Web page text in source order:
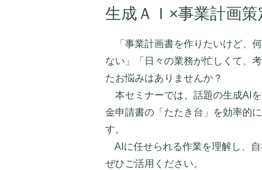
生成ＡＩ×事業計画
「事業計画書を作りたいけど、
ない」「日々の業務が忙しくて、
たお悩みはありませんか？
本セミナーでは、話題の生成AI
金申請書の「たたき台」を効率的
す。
AIに任せられる作業を理解し、
ぜひご活用ください。